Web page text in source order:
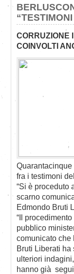
CORRUZIONE
COINVOLTI
fra i testimoni
“Si è proceduto
scarno
Edmondo Bruti
“Il
pubblico
comunicato che
Bruti Liberati
ulteriori
hanno già